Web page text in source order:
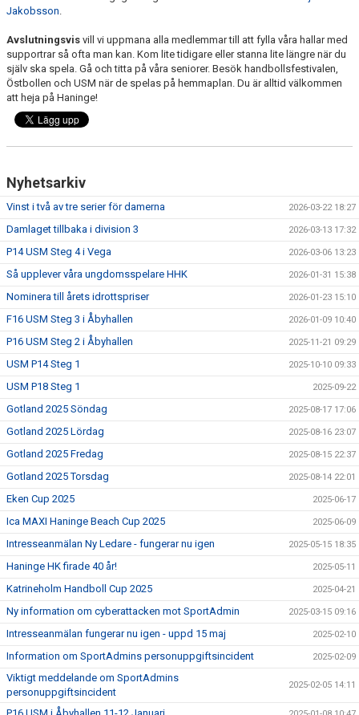
Jakobsson.
Avslutningsvis vill vi uppmana alla medlemmar till att fylla våra hallar med
supportrar så ofta man kan. Kom lite tidigare eller stanna lite längre när du
själv ska spela. Gå och titta på våra seniorer. Besök handbollsfestivalen,
Östbollen och USM när de spelas på hemmaplan. Du är alltid välkommen
att heja på Haninge!
Nyhetsarkiv
Vinst i två av tre serier för damerna 2026-03-22 18:27
Damlaget tillbaka i division 3 2026-03-13 17:32
P14 USM Steg 4 i Vega 2026-03-06 13:23
Så upplever våra ungdomsspelare HHK 2026-01-31 15:38
Nominera till årets idrottspriser 2026-01-23 15:10
F16 USM Steg 3 i Åbyhallen 2026-01-09 10:40
P16 USM Steg 2 i Åbyhallen 2025-11-21 09:29
USM P14 Steg 1 2025-10-10 09:33
USM P18 Steg 1 2025-09-22
Gotland 2025 Söndag 2025-08-17 17:06
Gotland 2025 Lördag 2025-08-16 23:07
Gotland 2025 Fredag 2025-08-15 22:37
Gotland 2025 Torsdag 2025-08-14 22:01
Eken Cup 2025 2025-06-17
Ica MAXI Haninge Beach Cup 2025 2025-06-09
Intresseanmälan Ny Ledare - fungerar nu igen 2025-05-15 18:35
Haninge HK firade 40 år! 2025-05-11
Katrineholm Handboll Cup 2025 2025-04-21
Ny information om cyberattacken mot SportAdmin 2025-03-15 09:16
Intresseanmälan fungerar nu igen - uppd 15 maj 2025-02-10
Information om SportAdmins personuppgiftsincident 2025-02-09
Viktigt meddelande om SportAdmins
personuppgiftsincident
2025-02-05 14:11